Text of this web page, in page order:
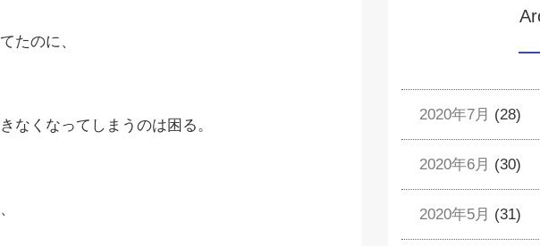
たのに、
なくなってしまうのは困る。
2020年7月 (28)
2020年6月 (30)
2020年5月 (31)